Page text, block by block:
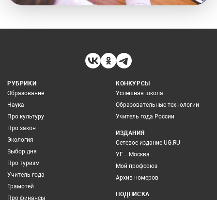
РУБРИКИ
Образование
Наука
Про культуру
Про закон
Экология
Выбор дня
Про туризм
Учитель года
Грамотей
Про финансы
КОНКУРСЫ
Успешная школа
Образовательные технологии
Учитель года России
ИЗДАНИЯ
Сетевое издание UG.RU
УГ – Москва
Мой профсоюз
Архив номеров
ПОДПИСКА